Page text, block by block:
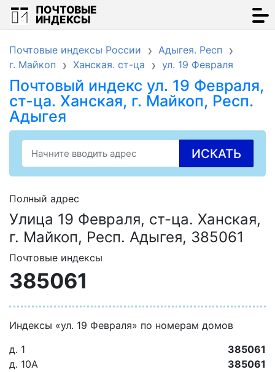
ПОЧТОВЫЕ
ИНДЕКСЫ
Почтовые индексы России
Адыгея. Респ
г. Майкоп
Ханская. ст-ца ул. 19 Февраля
Почтовый индекс ул. 19 Февраля,
ст-ца. Ханская, г. Майкоп, Респ.
Адыгея
ИСКАТЬ
Полный адрес
Улица 19 Февраля, ст-ца. Ханская,
г. Майкоп, Респ. Адыгея, 385061
Почтовые индексы
385061
Индексы «ул. 19 Февраля» по номерам домов
д. 1
385061
д. 10А
385061